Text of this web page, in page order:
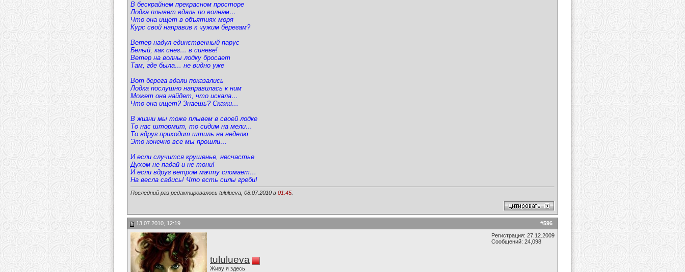
В бескрайнем прекрасном просторе
Лодка плывет вдаль по волнам…
Что она ищет в объятиях моря
Курс свой направив к чужим берегам?
Ветер надул единственный парус
Белый, как снег… в синеве!
Ветер на волны лодку бросает
Там, где была… не видно уже
Вот берега вдали показались
Лодка послушно направилась к ним
Может она найдет, что искала…
Что она ищет? Знаешь? Скажи…
В жизни мы тоже плывем в своей лодке
То нас штормит, то сидим на мели…
То вдруг приходит штиль на неделю
Это конечно все мы прошли…
И если случится крушенье, несчастье
Духом не падай и не тони!
И если вдруг ветром мачту сломает…
На весла садись! Что есть силы греби!
Последний раз редактировалось tululueva, 08.07.2010 в 01:45
#596
13.07.2010, 12:19
tululueva
Живу я здесь
Регистрация: 27.12.2009
Сообщений: 24,098